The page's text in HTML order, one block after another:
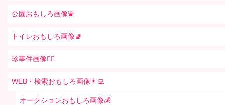
公園おもしろ画像⛲️
トイレおもしろ画像🚽
珍事件画像👮‍♂️
WEB・検索おもしろ画像👨‍💻
オークションおもしろ画像💰